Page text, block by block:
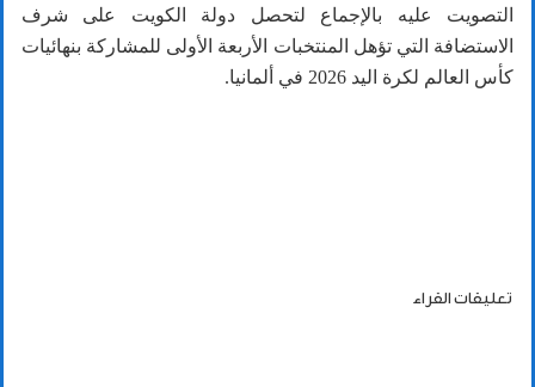
التصويت عليه بالإجماع لتحصل دولة الكويت على شرف
الاستضافة التي تؤهل المنتخبات الأربعة الأولى للمشاركة بنهائيات
كأس العالم لكرة اليد 2026 في ألمانيا.
تعليقات القراء